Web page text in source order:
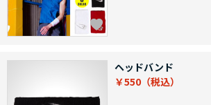
ヘッドバンド
￥550